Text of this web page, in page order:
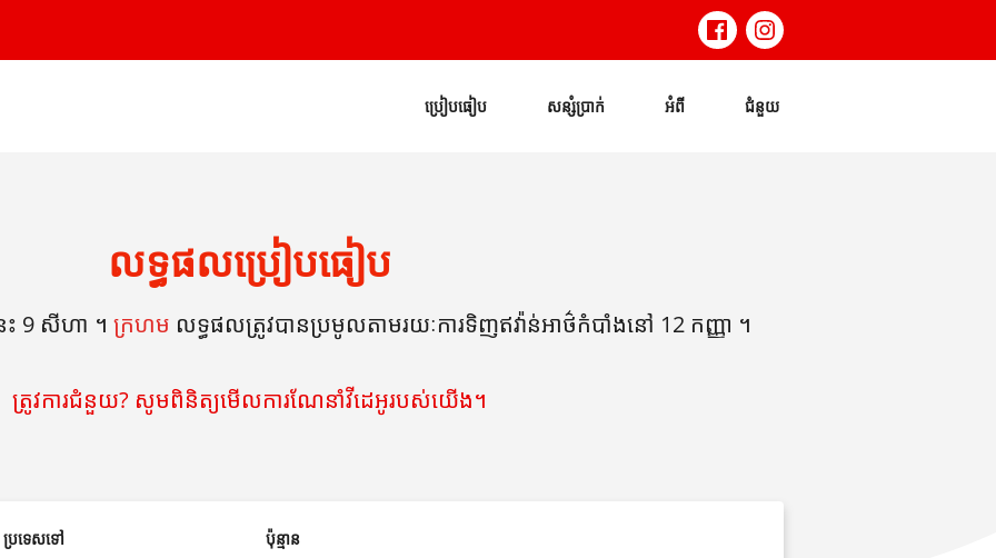
ប្រៀបធៀប សន្សំប្រាក់ អំពី ជំនួយ
លទ្ធផលប្រៀបធៀប
ះ 9 សីហា ។ ក្រហម លទ្ធផលត្រូវបានប្រមូលតាមរយៈការទិញឥវ៉ាន់អាថ៌កំបាំងនៅ 12 កញ្ញា ។
ត្រូវការជំនួយ? សូមពិនិត្យមើលការណែនាំវីដេអូរបស់យើង។
ប្រទេសទៅ ប៉ុន្មាន